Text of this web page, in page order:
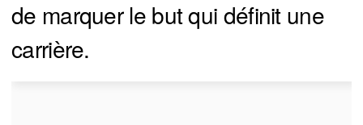
de marquer le but qui définit une
carrière.